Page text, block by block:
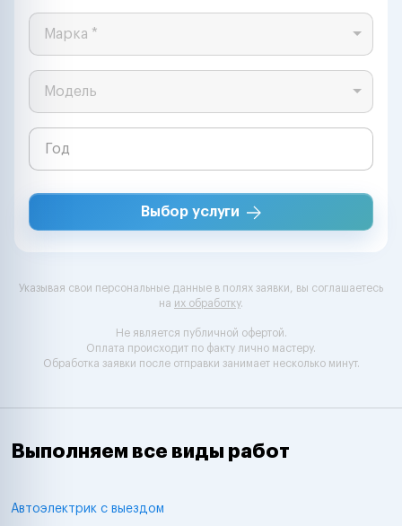
Марка *
Модель
Выбор услуги
Указывая свои персональные данные в полях заявки, вы соглашаетесь
на их обработку.
Не является публичной офертой.
Оплата происходит по факту лично мастеру.
Обработка заявки после отправки занимает несколько минут.
Выполняем все виды работ
Автоэлектрик с выездом